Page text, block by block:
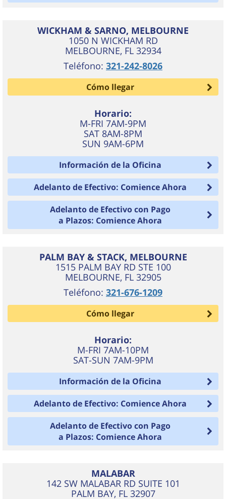
WICKHAM & SARNO, MELBOURNE
1050 N WICKHAM RD
MELBOURNE, FL 32934
Teléfono: 321-242-8026
Cómo llegar
Horario:
M-FRI 7AM-9PM
SAT 8AM-8PM
SUN 9AM-6PM
Información de la Oficina
Adelanto de Efectivo: Comience Ahora
Adelanto de Efectivo con Pago
a Plazos: Comience Ahora
PALM BAY & STACK, MELBOURNE
1515 PALM BAY RD STE 100
MELBOURNE, FL 32905
Teléfono: 321-676-1209
Cómo llegar
Horario:
M-FRI 7AM-10PM
SAT-SUN 7AM-9PM
Información de la Oficina
Adelanto de Efectivo: Comience Ahora
Adelanto de Efectivo con Pago
a Plazos: Comience Ahora
MALABAR
142 SW MALABAR RD SUITE 101
PALM BAY, FL 32907